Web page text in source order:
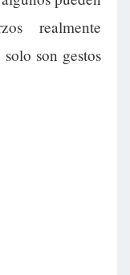
realmente
son gestos